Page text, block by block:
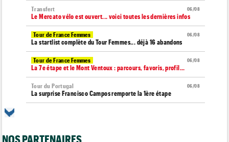
06/08
Transfert
Le Mercato vélo est ouvert... voici toutes les dernières infos
06/08
Tour de France Femmes
La startlist complète du Tour Femmes... déjà 16 abandons
06/08
Tour de France Femmes
La 7e étape et le Mont Ventoux : parcours, favoris, profil…
06/08
Tour du Portugal
La surprise Francisco Campos remporte la 1ère étape
NOS PARTENAIRES